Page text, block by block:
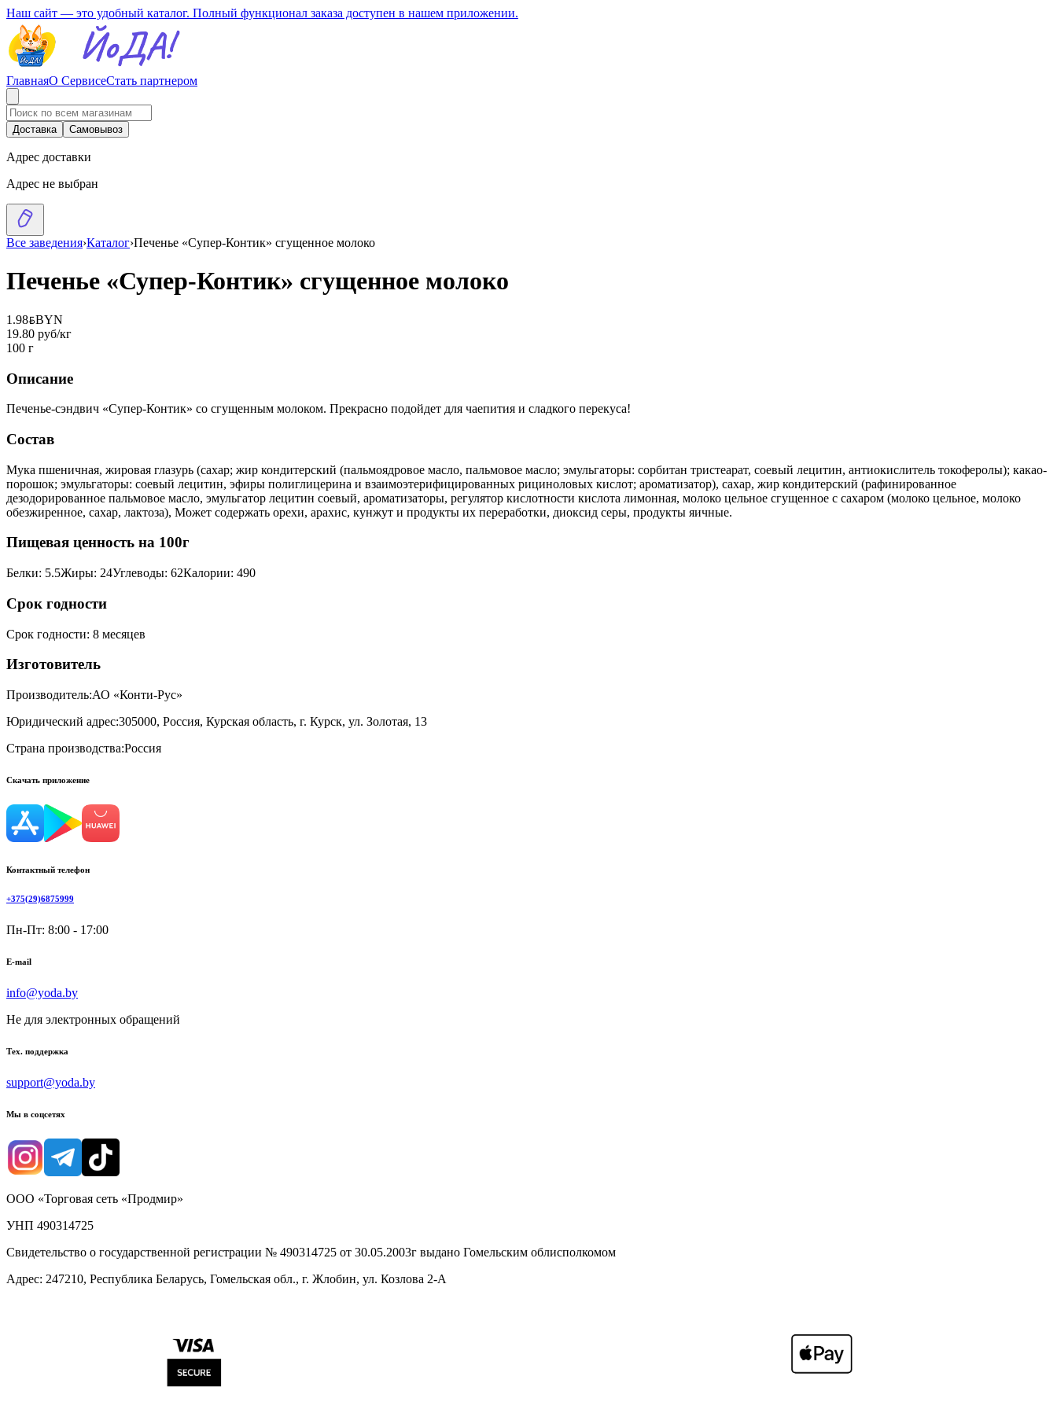
Наш сайт — это удобный каталог. Полный функционал заказа доступен в нашем приложении.
ГлавнаяО СервисеСтать партнером
Доставка Самовывоз
Адрес доставки
Адрес не выбран
Все заведения›Каталог›Печенье «Супер-Контик» сгущенное молоко
Печенье «Супер-Контик» сгущенное молоко
1.98BYNBYN
19.80 руб/кг
100 г
Описание
Печенье-сэндвич «Супер-Контик» со сгущенным молоком. Прекрасно подойдет для чаепития и сладкого перекуса!
Состав
Мука пшеничная, жировая глазурь (сахар; жир кондитерский (пальмоядровое масло, пальмовое масло; эмульгаторы: сорбитан тристеарат, соевый лецитин, антиокислитель токоферолы); какао-
порошок; эмульгаторы: соевый лецитин, эфиры полиглицерина и взаимоэтерифицированных рициноловых кислот; ароматизатор), сахар, жир кондитерский (рафинированное
дезодорированное пальмовое масло, эмульгатор лецитин соевый, ароматизаторы, регулятор кислотности кислота лимонная, молоко цельное сгущенное с сахаром (молоко цельное, молоко
обезжиренное, сахар, лактоза), Может содержать орехи, арахис, кунжут и продукты их переработки, диоксид серы, продукты яичные.
Пищевая ценность на 100г
Белки: 5.5Жиры: 24Углеводы: 62Калории: 490
Срок годности
Срок годности: 8 месяцев
Изготовитель
Производитель:АО «Конти-Рус»
Юридический адрес:305000, Россия, Курская область, г. Курск, ул. Золотая, 13
Страна производства:Россия
Скачать приложение
Контактный телефон
+375(29)6875999
Пн-Пт: 8:00 - 17:00
E-mail
info@yoda.by
Не для электронных обращений
Тех. поддержка
support@yoda.by
Мы в соцсетях
ООО «Торговая сеть «Продмир»
УНП 490314725
Свидетельство о государственной регистрации № 490314725 от 30.05.2003г выдано Гомельским облисполкомом
Адрес: 247210, Республика Беларусь, Гомельская обл., г. Жлобин, ул. Козлова 2-А